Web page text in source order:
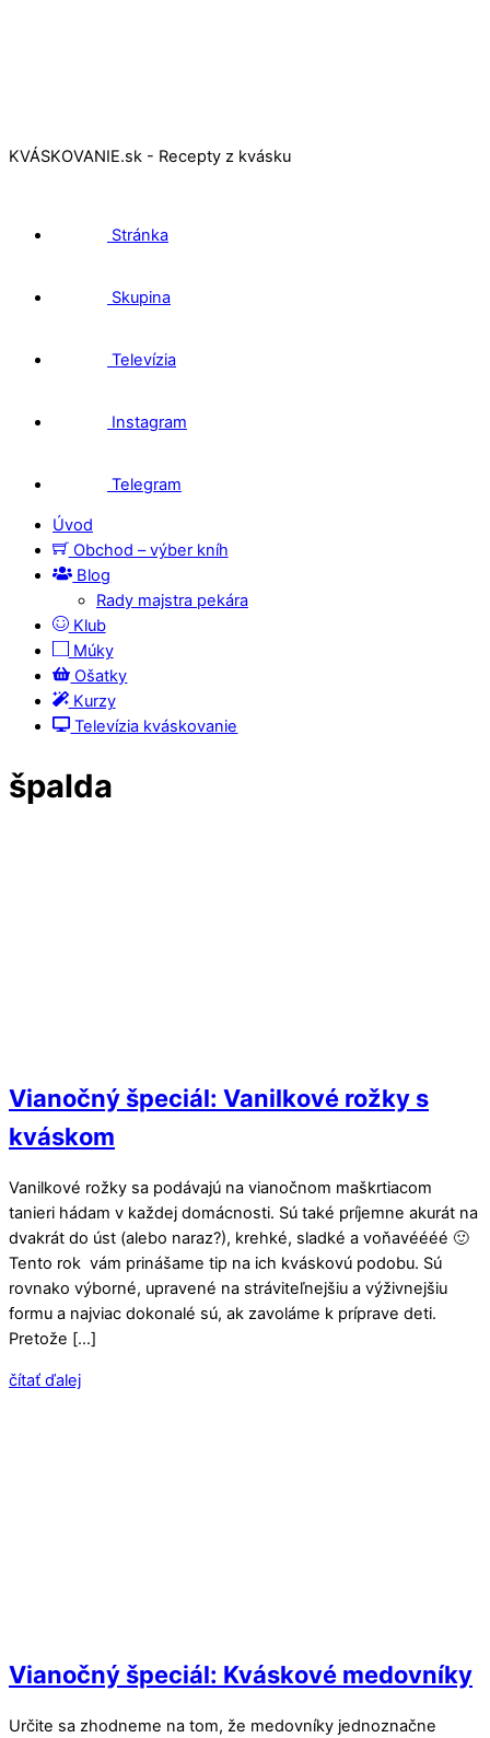
KVÁSKOVANIE.sk - Recepty z kvásku
Stránka
Skupina
Televízia
Instagram
Telegram
Úvod
Obchod – výber kníh
Blog
Rady majstra pekára
Klub
Múky
Ošatky
Kurzy
Televízia kváskovanie
špalda
Vianočný špeciál: Vanilkové rožky s
kváskom
Vanilkové rožky sa podávajú na vianočnom maškrtiacom
tanieri hádam v každej domácnosti. Sú také príjemne akurát na
dvakrát do úst (alebo naraz?), krehké, sladké a voňavéééé 🙂
Tento rok vám prinášame tip na ich kváskovú podobu. Sú
rovnako výborné, upravené na stráviteľnejšiu a výživnejšiu
formu a najviac dokonalé sú, ak zavoláme k príprave deti.
Pretože […]
čítať ďalej
Vianočný špeciál: Kváskové medovníky
Určite sa zhodneme na tom, že medovníky jednoznačne